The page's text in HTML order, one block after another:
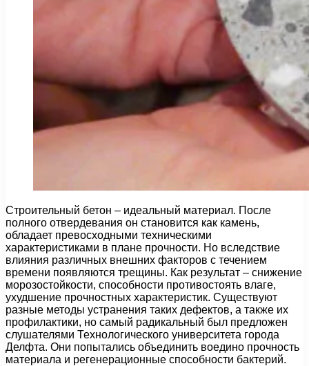
Строительный бетон – идеальный материал. После
полного отвердевания он становится как камень,
обладает превосходными техническими
характеристиками в плане прочности. Но вследствие
влияния различных внешних факторов с течением
времени появляются трещины. Как результат – снижение
морозостойкости, способности противостоять влаге,
ухудшение прочностных характеристик. Существуют
разные методы устранения таких дефектов, а также их
профилактики, но самый радикальный был предложен
слушателями Технологического университета города
Делфта. Они попытались объединить воедино прочность
материала и регенерационные способности бактерий.